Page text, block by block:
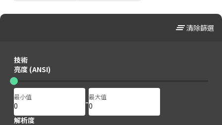
clear_all清除篩選
技術
亮度 (ANSI)
2000
2000
最小值 -最大值
解析度